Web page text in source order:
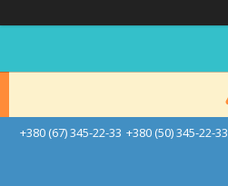
+380 (67) 345-22-33 +380 (50) 345-22-33